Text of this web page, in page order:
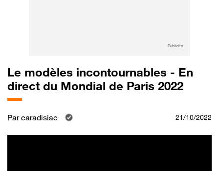
Publicité
Le modèles incontournables - En
direct du Mondial de Paris 2022
Parcaradisiac 21/10/2022